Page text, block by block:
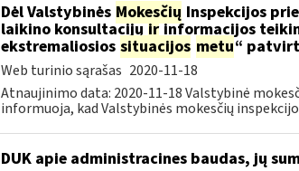
Dėl Valstybinės Mokesčių Inspekcijos
laikino konsultacijųirinformacijos
ekstremaliosios situacijos metu“
Web turinio sąrašas 2020-11-18
Atnaujinimo data: 2020-11-18 Valstybinė
informuoja, kad Valstybinės mokesčių
DUK apie administracines baudas, jų